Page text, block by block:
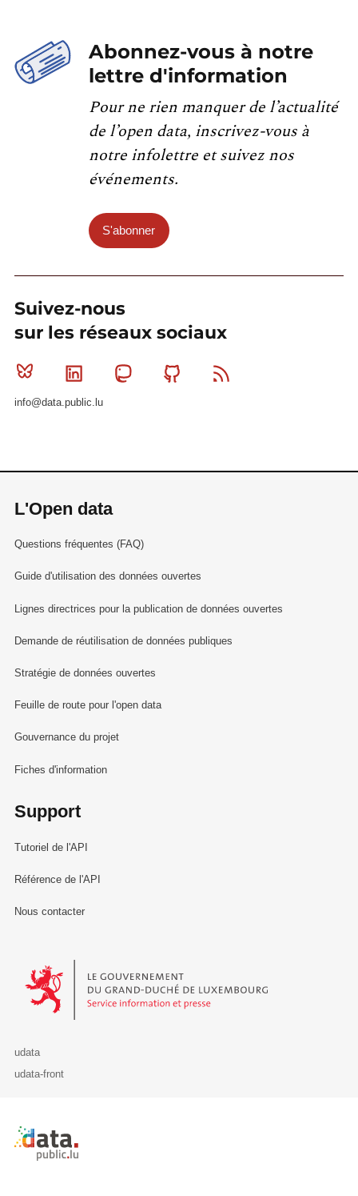
Abonnez-vous à notre
lettre d'information
Pour ne rien manquer de l’actualité
de l’open data, inscrivez-vous à
notre infolettre et suivez nos
événements.
S'abonner
Suivez-nous
sur les réseaux sociaux
Bluesky Linkedin MastodonGithub
info@data.public.lu
L'Open data
Questions fréquentes (FAQ)
Guide d'utilisation des données ouvertes
Lignes directrices pour la publication de données ouvertes
Demande de réutilisation de données publiques
Stratégie de données ouvertes
Feuille de route pour l'open data
Gouvernance du projet
Fiches d'information
Support
Tutoriel de l'API
Référence de l'API
Nous contacter
Le Gouvernement du Grand-Duché de Luxembourg - Service
udata
udata-front
Retour à l'accueil de data.public.lu